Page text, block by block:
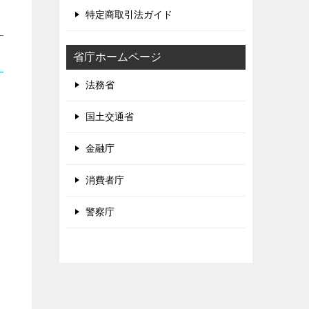
特定商取引法ガイド
省庁ホームページ
法務省
国土交通省
金融庁
消費者庁
警察庁